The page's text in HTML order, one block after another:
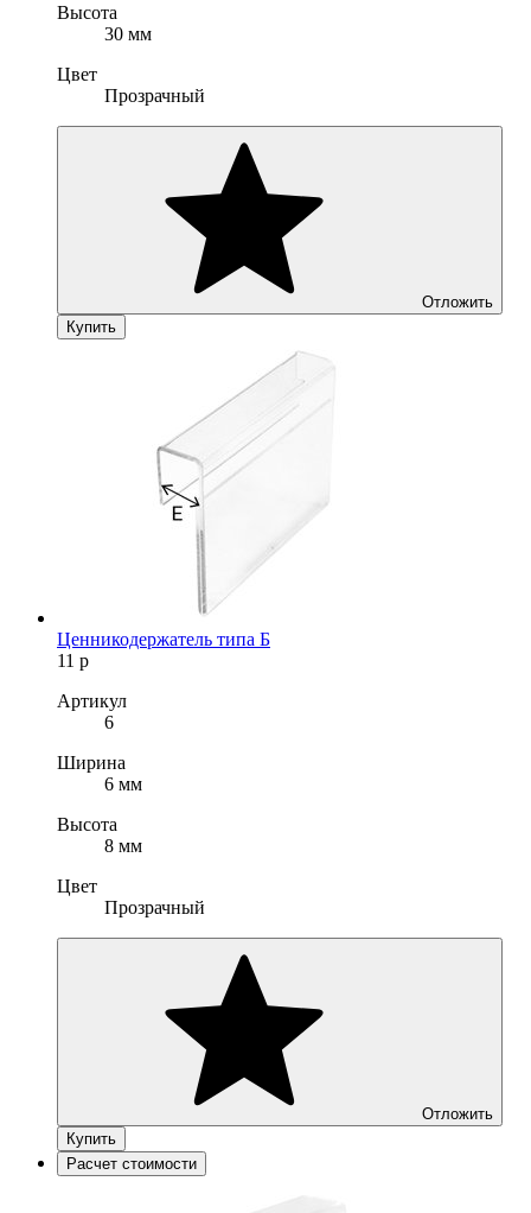
Высота
30 мм
Цвет
Прозрачный
Отложить
Купить
Ценникодержатель типа Б
11 р
Артикул
6
Ширина
6 мм
Высота
8 мм
Цвет
Прозрачный
Отложить
Купить
Расчет стоимости